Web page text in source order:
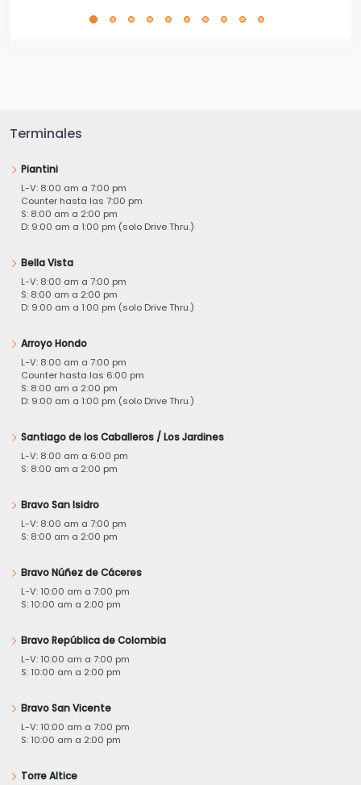
Terminales
Piantini
L-V: 8:00 am a 7:00 pm
Counter hasta las 7:00 pm
S: 8:00 am a 2:00 pm
D: 9:00 am a 1:00 pm (solo Drive Thru.)
Bella Vista
L-V: 8:00 am a 7:00 pm
S: 8:00 am a 2:00 pm
D: 9:00 am a 1:00 pm (solo Drive Thru.)
Arroyo Hondo
L-V: 8:00 am a 7:00 pm
Counter hasta las 6:00 pm
S: 8:00 am a 2:00 pm
D: 9:00 am a 1:00 pm (solo Drive Thru.)
Santiago de los Caballeros / Los Jardines
L-V: 8:00 am a 6:00 pm
S: 8:00 am a 2:00 pm
Bravo San Isidro
L-V: 8:00 am a 7:00 pm
S: 8:00 am a 2:00 pm
Bravo Núñez de Cáceres
L-V: 10:00 am a 7:00 pm
S: 10:00 am a 2:00 pm
Bravo República de Colombia
L-V: 10:00 am a 7:00 pm
S: 10:00 am a 2:00 pm
Bravo San Vicente
L-V: 10:00 am a 7:00 pm
S: 10:00 am a 2:00 pm
Torre Altice